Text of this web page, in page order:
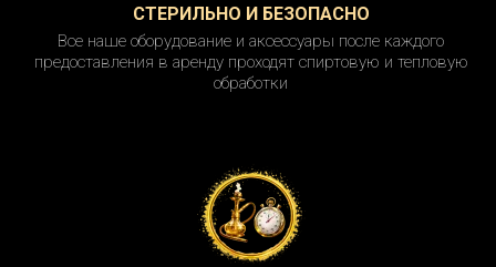
СТЕРИЛЬНО И БЕЗОПАСНО
Все наше оборудование и аксессуары после каждого
предоставления в аренду проходят спиртовую и тепловую
обработки